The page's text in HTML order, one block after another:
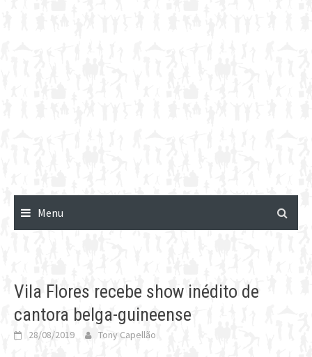
Menu
Vila Flores recebe show inédito de
cantora belga-guineense
28/08/2019 Tony Capellão